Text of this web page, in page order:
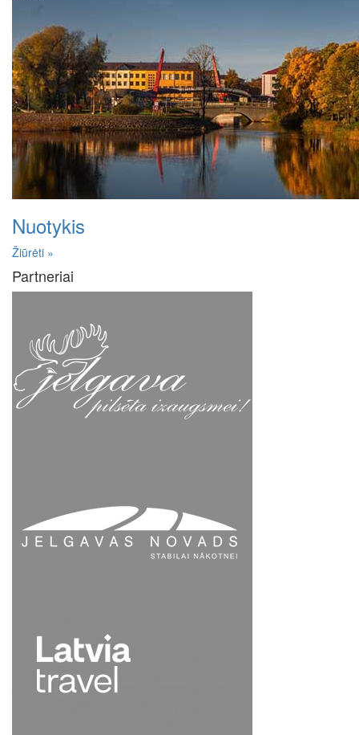
Nuotykis
Žiūrėti »
Partneriai